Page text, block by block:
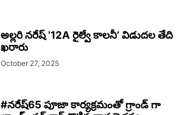
అల్లరి నరేష్ ’12A రైల్వే కాలనీ’ విడుదల తేది
ఖరారు
October 27, 2025
#నరేష్65 పూజా కార్యక్రమంతో గ్రాండ్ గా